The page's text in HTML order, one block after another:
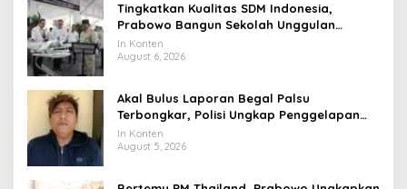
Tingkatkan Kualitas SDM Indonesia,
Prabowo Bangun Sekolah Unggulan
hingga Undang Universitas Terbaik Dunia
In Konten
August 6, 2026
Akal Bulus Laporan Begal Palsu
Terbongkar, Polisi Ungkap Penggelapan
Uang Perusahaan untuk Crypto
In Konten
August 5, 2026